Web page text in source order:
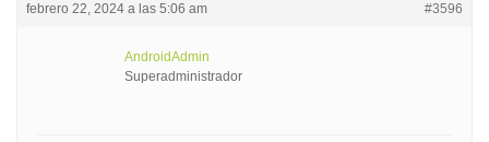
febrero 22, 2024 a las 5:06 am #3596
AndroidAdmin
Superadministrador